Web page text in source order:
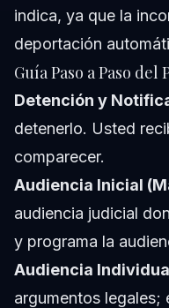
indica, ya que la
deportación
Guía Paso a Paso
Detención y
detenerlo. Usted
comparecer.
Audiencia Inicial
audiencia judicial
y programa la
Audiencia
argumentos legales;